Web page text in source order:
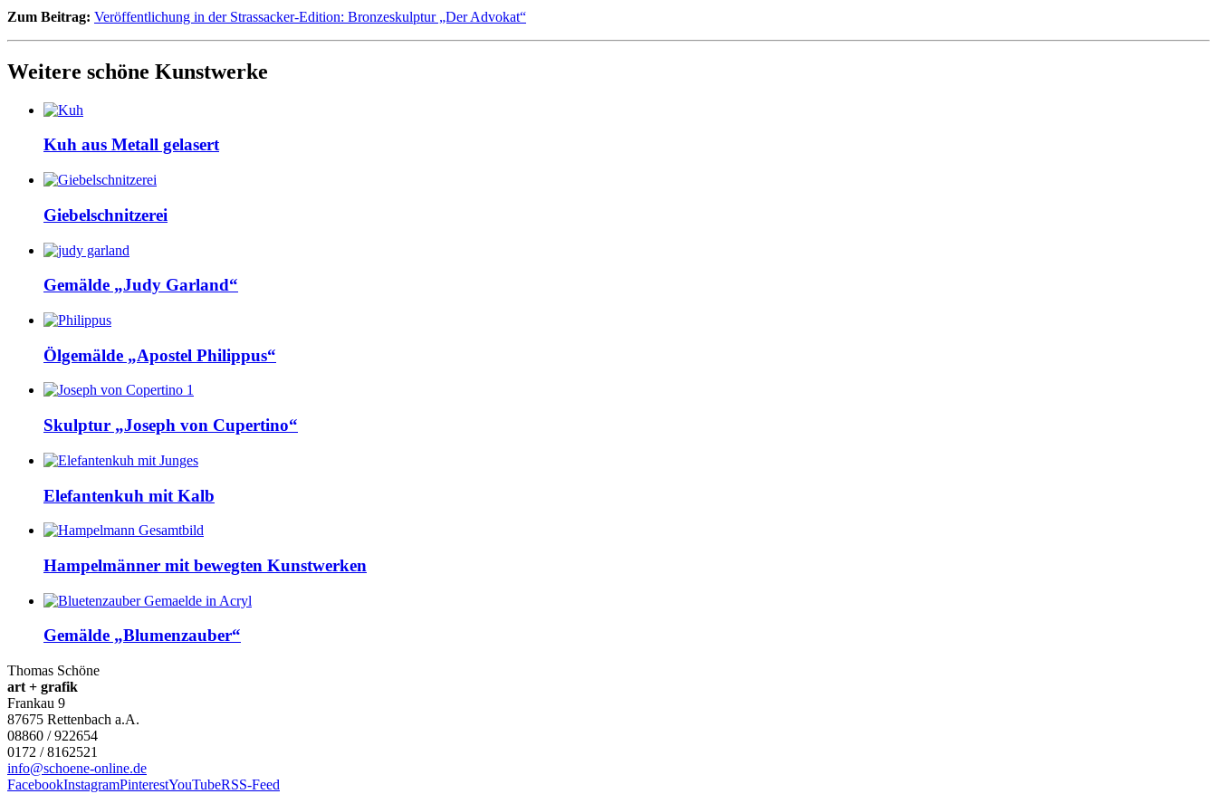
Zum Beitrag: Veröffentlichung in der Strassacker-Edition: Bronzeskulptur „Der Advokat“
Weitere schöne Kunstwerke
Kuh aus Metall gelasert
Giebelschnitzerei
Gemälde „Judy Garland“
Ölgemälde „Apostel Philippus“
Skulptur „Joseph von Cupertino“
Elefantenkuh mit Kalb
Hampelmänner mit bewegten Kunstwerken
Gemälde „Blumenzauber“
Thomas Schöne
art + grafik
Frankau 9
87675 Rettenbach a.A.
08860 / 922654
0172 / 8162521
info@schoene-online.de
FacebookInstagramPinterestYouTubeRSS-Feed